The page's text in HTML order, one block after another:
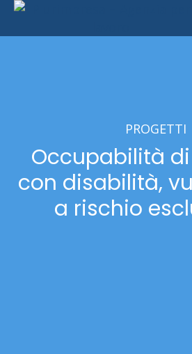
PROGETTI
Occupabilità
con disabilità,
a rischio